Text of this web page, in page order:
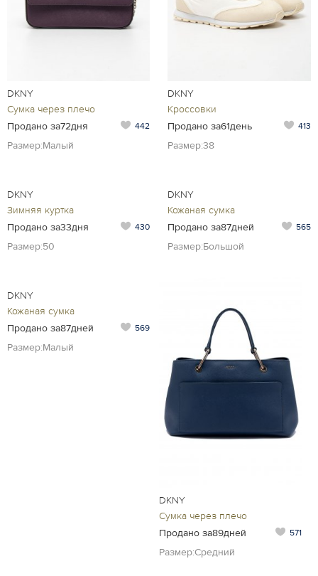
DKNY
Сумка через плечо
Продано за72дня
442
Размер:Малый
DKNY
Кроссовки
Продано за61день
413
Размер:38
DKNY
Зимняя куртка
Продано за33дня
430
Размер:50
DKNY
Кожаная сумка
Продано за87дней
565
Размер:Большой
DKNY
Кожаная сумка
Продано за87дней
569
Размер:Малый
DKNY
Сумка через плечо
Продано за89дней
571
Размер:Средний